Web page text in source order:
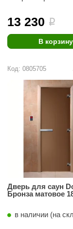
13 230 i
В корзину
Код: 0805705
Дверь для саун
Бронза матовое
в наличии (на